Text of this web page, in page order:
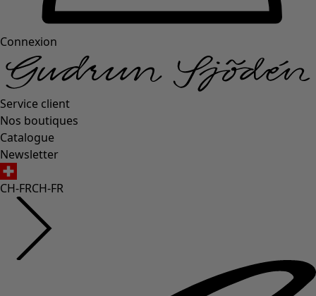
Connexion
Service client
Nos boutiques
Catalogue
Newsletter
CH-FRCH-FR